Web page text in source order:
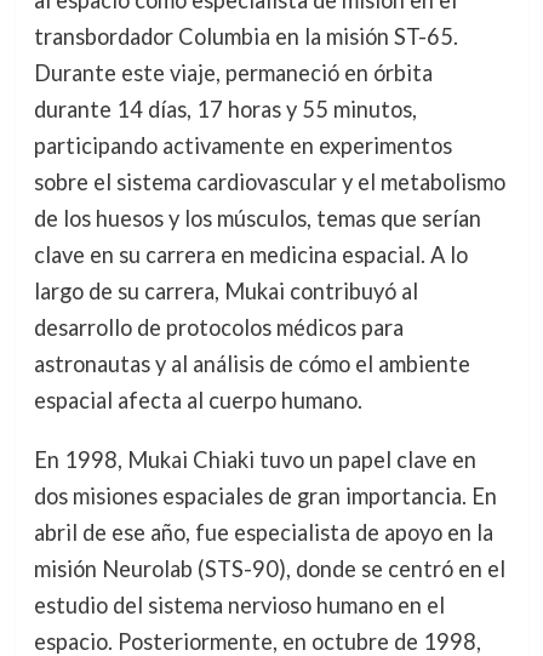
transbordador Columbia en la misión ST-65.
Durante este viaje, permaneció en órbita
durante 14 días, 17 horas y 55 minutos,
participando activamente en experimentos
sobre el sistema cardiovascular y el metabolismo
de los huesos y los músculos, temas que serían
clave en su carrera en medicina espacial. A lo
largo de su carrera, Mukai contribuyó al
desarrollo de protocolos médicos para
astronautas y al análisis de cómo el ambiente
espacial afecta al cuerpo humano.
En 1998, Mukai Chiaki tuvo un papel clave en
dos misiones espaciales de gran importancia. En
abril de ese año, fue especialista de apoyo en la
misión Neurolab (STS-90), donde se centró en el
estudio del sistema nervioso humano en el
espacio. Posteriormente, en octubre de 1998,